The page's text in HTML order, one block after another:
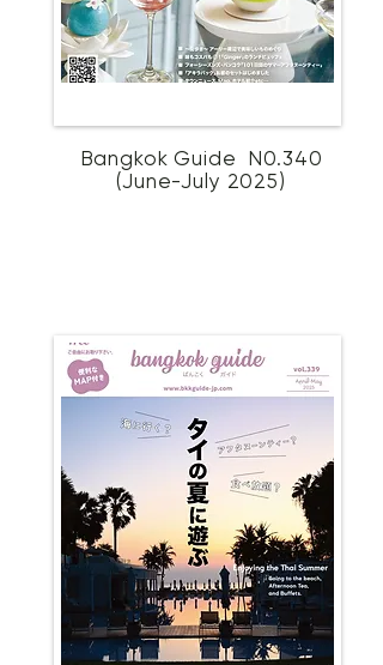
Bangkok Guide N0.340
(June-July 2025)